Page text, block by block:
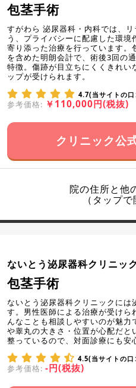
包茎手術
すがわら 泌尿器科・内科では、
う、プライバシーに配慮した環
寄り添った治療を行っています。
を含めた明朗会計で、術後3回の
特徴。傷跡が目立ちにくくきれい
ップが受けられます。
4.7(当サイトの
参考価格: ￥110,000円(税抜)
クリニック公
院の住所と他
（タップで
ないとう泌尿器科クリニック
包茎手術
ないとう泌尿器科クリニックには
す。男性医師による治療が受け
んなことも相談しやすいのが魅
や睾丸の大きさ・位置が心配だ
整っているので、対面診療にも安
4.5(当サイトの口
参考価格: -円(税抜)